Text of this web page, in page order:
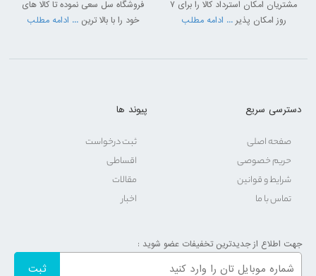
مشتریان امکان استرداد کالا را برای 7
روز امکان پذیر... ادامه مطلب
فروشگاه سل سعی نموده تا کالا های
خود را با بالا ترین ... ادامه مطلب
دسترسی سریع
صفحه اصلی
حریم خصوصی
شرایط و قوانین
تماس با ما
پیوند ها
ثبت درخواست
اقساطی
مقالات
اخبار
جهت اطلاع از جدیدترین تخفیفات عضو شوید :